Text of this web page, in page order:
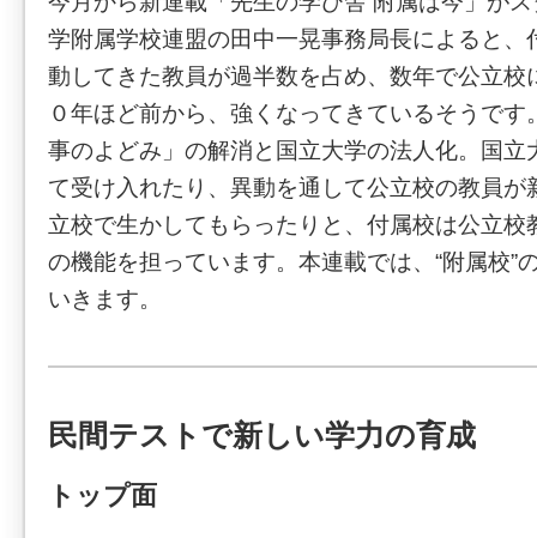
学附属学校連盟の田中一晃事務局長によると、
動してきた教員が過半数を占め、数年で公立校
０年ほど前から、強くなってきているそうで
事のよどみ」の解消と国立大学の法人化。国立
て受け入れたり、異動を通して公立校の教員が
立校で生かしてもらったりと、付属校は公立校
の機能を担っています。本連載では、“附属校”
いきます。
民間テストで新しい学力の育成
トップ面